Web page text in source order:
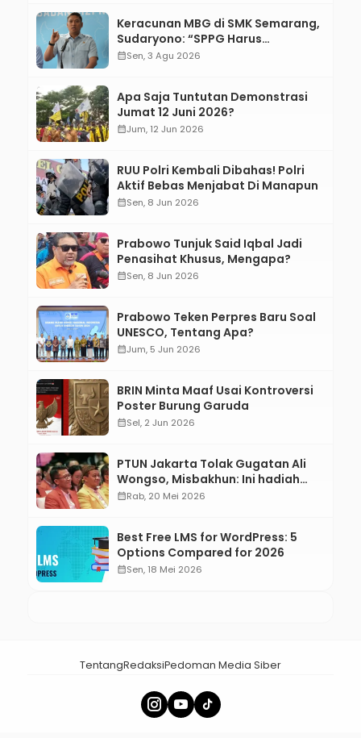
Keracunan MBG di SMK Semarang,
Sudaryono: “SPPG Harus
Bertanggung Jawab!”
calendar_monthSen, 3 Agu 2026
Apa Saja Tuntutan Demonstrasi
Jumat 12 Juni 2026?
calendar_monthJum, 12 Jun 2026
RUU Polri Kembali Dibahas! Polri
Aktif Bebas Menjabat Di Manapun
calendar_monthSen, 8 Jun 2026
Prabowo Tunjuk Said Iqbal Jadi
Penasihat Khusus, Mengapa?
calendar_monthSen, 8 Jun 2026
Prabowo Teken Perpres Baru Soal
UNESCO, Tentang Apa?
calendar_monthJum, 5 Jun 2026
BRIN Minta Maaf Usai Kontroversi
Poster Burung Garuda
calendar_monthSel, 2 Jun 2026
PTUN Jakarta Tolak Gugatan Ali
Wongso, Misbakhun: Ini hadiah
Ulang Tahun Ke-66 SOKSI
calendar_monthRab, 20 Mei 2026
Best Free LMS for WordPress: 5
Options Compared for 2026
calendar_monthSen, 18 Mei 2026
TentangRedaksiPedoman Media Siber